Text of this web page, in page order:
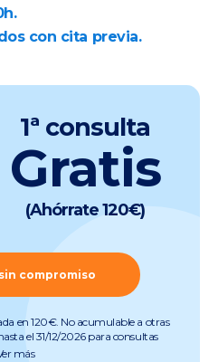
con cita previa.
1ª consulta
Gratis
(Ahórrate 120€)
compromiso
en 120€. No acumulable a otras
el 31/12/2026 para consultas
astigmatismo, presbicia y
más